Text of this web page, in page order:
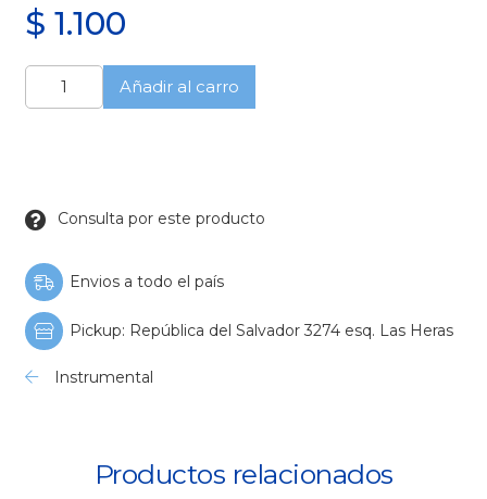
$ 1.100
Mango
Bisturi
Añadir al carro
Consulta por este producto
Envios a todo el país
Pickup: República del Salvador 3274 esq. Las Heras
Instrumental
Productos relacionados